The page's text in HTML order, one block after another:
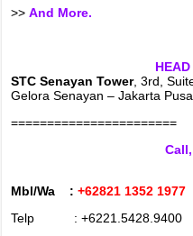
>>And More.
STC Senayan Tower, 3rd,
Gelora Senayan – Jakarta
=======================
Mbl/Wa :+62821 1352 1977
Telp : +6221.5428.9400